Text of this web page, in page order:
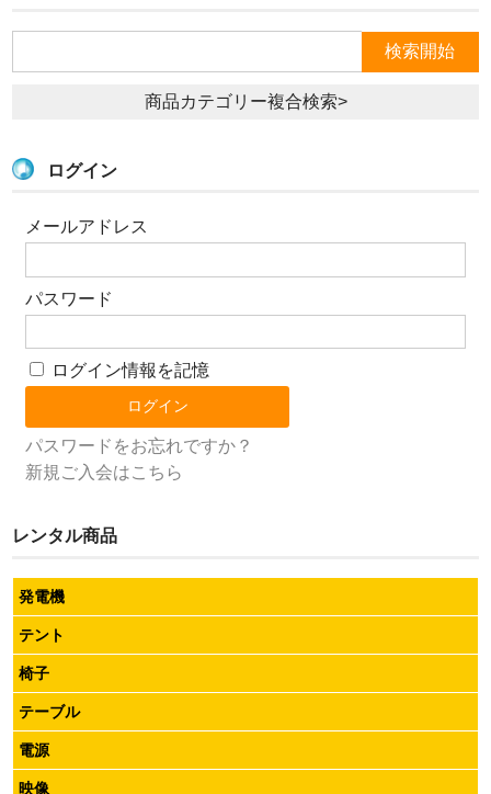
商品カテゴリー複合検索>
ログイン
メールアドレス
パスワード
ログイン情報を記憶
パスワードをお忘れですか？
新規ご入会はこちら
レンタル商品
発電機
テント
椅子
テーブル
電源
映像